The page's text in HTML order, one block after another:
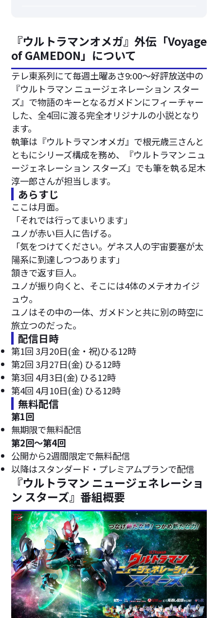
『ウルトラマンオメガ』外伝「Voyage
of GAMEDON」について
テレ東系列にて毎週土曜あさ9:00～好評放送中の
『ウルトラマン ニュージェネレーション スター
ズ』で物語のキーとなるガメドンにフィーチャー
した、全4回に渡る完全オリジナルの小説となり
ます。
執筆は『ウルトラマンオメガ』で根元歳三さんと
ともにシリーズ構成を務め、『ウルトラマン ニュ
ージェネレーション スターズ』でも筆を執る足木
淳一郎さんが担当します。
あらすじ
ここは月面。
「それでは行ってまいります」
ユノが赤い巨人に告げる。
「気をつけてください。ゲネス人の宇宙要塞が太
陽系に到達しつつあります」
頷きで返す巨人。
ユノが振り向くと、そこには4体のメテオカイジ
ュウ。
ユノはその中の一体、ガメドンと共に別の時空に
旅立つのだった。
配信日時
第1回 3月20日(金・祝)ひる12時
第2回 3月27日(金) ひる12時
第3回 4月3日(金) ひる12時
第4回 4月10日(金) ひる12時
無料配信
第1回
無期限で無料配信
第2回～第4回
公開から2週間限定で無料配信
以降はスタンダード・プレミアムプランで配信
『ウルトラマン ニュージェネレーショ
ン スターズ』番組概要